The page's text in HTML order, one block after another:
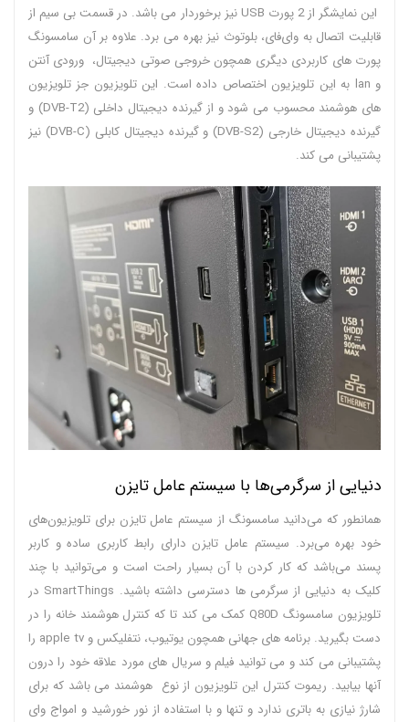
این نمایشگر از 2 پورت USB نیز برخوردار می باشد. در قسمت بی سیم از
قابلیت اتصال به وای‌فای، بلوتوث نیز بهره می برد. علاوه بر آن سامسونگ
پورت های کاربردی دیگری همچون خروجی صوتی دیجیتال، ورودی آنتن
و lan به این تلویزیون اختصاص داده است. این تلویزیون جز تلویزیون
های هوشمند محسوب می شود و از گیرنده دیجیتال داخلی (DVB-T2) و
گیرنده دیجیتال خارجی (DVB-S2) و گیرنده دیجیتال کابلی (DVB-C) نیز
پشتیبانی می کند.
دنیایی از سرگرمی‌ها با سیستم عامل تایزن
همانطور که می‌دانید سامسونگ از سیستم عامل تایزن برای تلویزیون‌های
خود بهره می‌برد. سیستم عامل تایزن دارای رابط کاربری ساده و کاربر
پسند می‌باشد که کار کردن با آن بسیار راحت است و می‌توانید با چند
کلیک به دنیایی از سرگرمی‌ ها دسترسی داشته باشید. SmartThings در
تلویزیون سامسونگ Q80D کمک می کند تا که کنترل هوشمند خانه را در
دست بگیرید. برنامه های جهانی همچون یوتیوب، نتفلیکس و apple tv را
پشتیبانی می کند و می توانید فیلم و سریال های مورد علاقه خود را درون
آنها بیابید. ریموت کنترل این تلویزیون از نوع هوشمند می باشد که برای
شارژ نیازی به باتری ندارد و تنها و با استفاده از نور خورشید و امواج وای